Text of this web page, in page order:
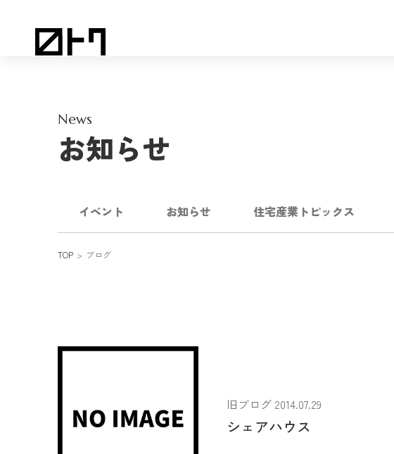
News
お知らせ
イベント お知らせ 住宅産業トピックス
TOP ブログ
旧ブログ 2014.07.29
シェアハウス